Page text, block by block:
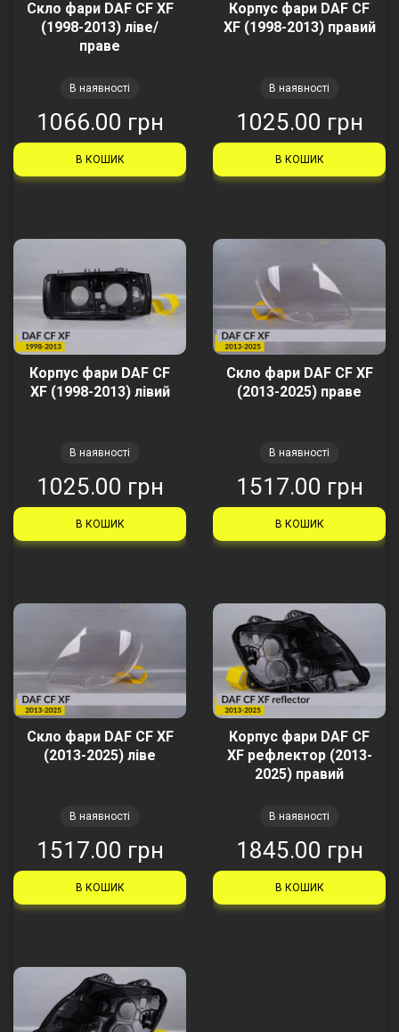
Скло фари DAF CF XF
(1998-2013) ліве/
праве
В наявності
1066.00 грн
В КОШИК
Корпус фари DAF CF
XF (1998-2013) правий
В наявності
1025.00 грн
В КОШИК
Корпус фари DAF CF
XF (1998-2013) лівий
В наявності
1025.00 грн
В КОШИК
Скло фари DAF CF XF
(2013-2025) праве
В наявності
1517.00 грн
В КОШИК
Скло фари DAF CF XF
(2013-2025) ліве
В наявності
1517.00 грн
В КОШИК
Корпус фари DAF CF
XF рефлектор (2013-
2025) правий
В наявності
1845.00 грн
В КОШИК